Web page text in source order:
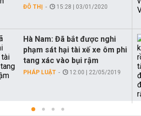
ĐÔ THỊ 15:28 | 03/01/2020
Hà Nam: Đã bắt được nghi
phạm sát hại tài xế xe ôm phi
tang xác vào bụi rậm
PHÁP LUẬT 12:00 | 22/05/2019